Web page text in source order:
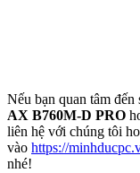
Nếu bạn quan tâm đến
AX B760M-D PRO
liên hệ với chúng tôi
vào https://
nhé!